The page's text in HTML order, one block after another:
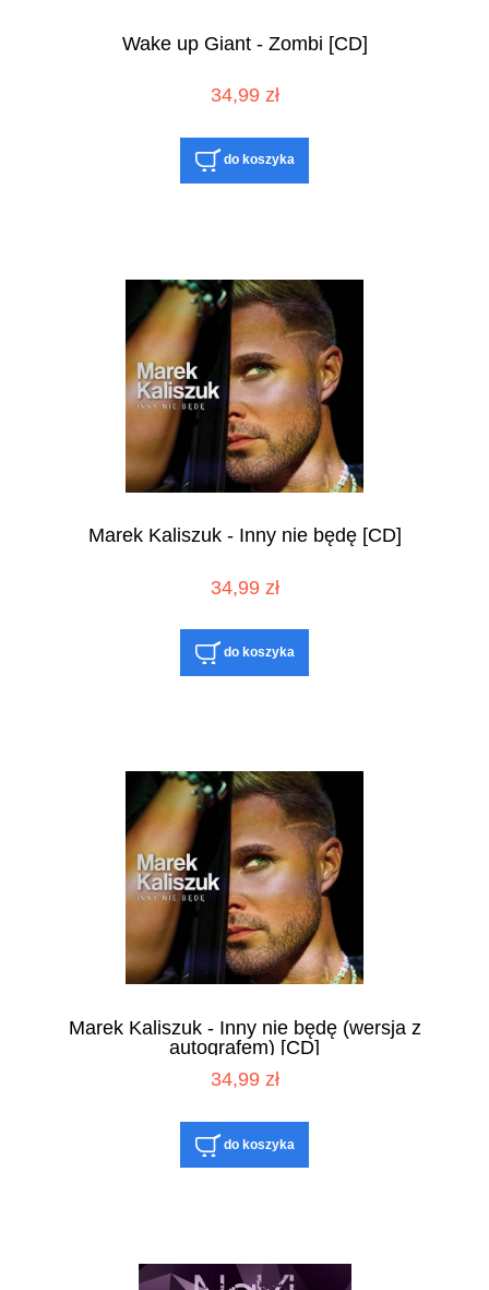
Wake up Giant - Zombi [CD]
34,99 zł
do koszyka
Marek Kaliszuk - Inny nie będę [CD]
34,99 zł
do koszyka
Marek Kaliszuk - Inny nie będę (wersja z
autografem) [CD]
34,99 zł
do koszyka